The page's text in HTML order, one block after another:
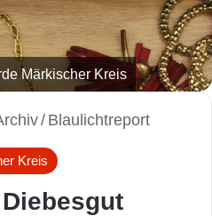
Märkischer Kreis
/ Blaulichtreport
Kreis